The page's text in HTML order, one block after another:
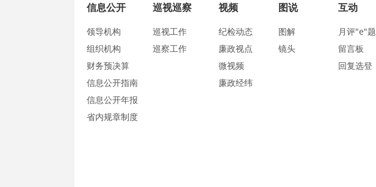
信息公开
领导机构
组织机构
财务预决算
信息公开指南
信息公开年报
省内规章制度
巡视巡察
巡视工作
巡察工作
视频
纪检动态
廉政视点
微视频
廉政经纬
图说
图解
镜头
互动
月评"e"题
留言板
回复选登